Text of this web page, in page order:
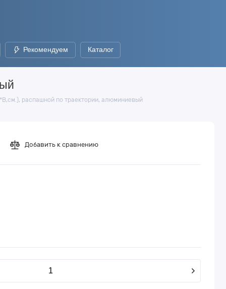
Рекомендуем Каталог
распашной по траектории, алюминиевый
Добавить к сравнению